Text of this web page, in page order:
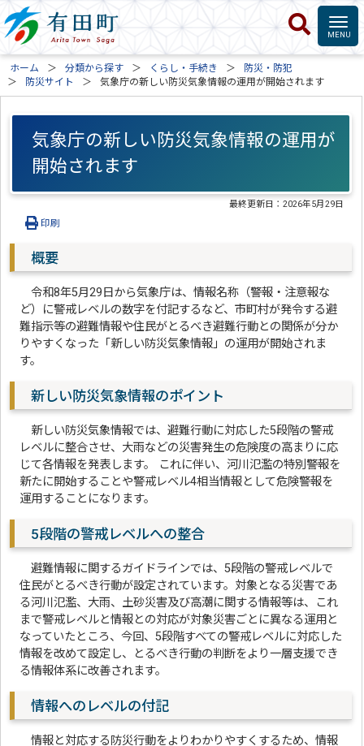
ホーム 分類から探す くらし・手続き
防災・防犯
防災サイト
気象庁の新しい防災気象情報の運用が開始されます
気象庁の新しい防災気象情報の運用が
開始されます
最終更新日：2026年5月29日
印刷
概要
令和8年5月29日から気象庁は、情報名称（警報・注意報な
ど）に警戒レベルの数字を付記するなど、市町村が発令する避
難指示等の避難情報や住民がとるべき避難行動との関係が分か
りやすくなった「新しい防災気象情報」の運用が開始されま
す。
新しい防災気象情報のポイント
新しい防災気象情報では、避難行動に対応した5段階の警戒
レベルに整合させ、大雨などの災害発生の危険度の高まりに応
じて各情報を発表します。 これに伴い、河川氾濫の特別警報を
新たに開始することや警戒レベル4相当情報として危険警報を
運用することになります。
5段階の警戒レベルへの整合
避難情報に関するガイドラインでは、5段階の警戒レベルで
住民がとるべき行動が設定されています。対象となる災害であ
る河川氾濫、大雨、土砂災害及び高潮に関する情報等は、これ
まで警戒レベルと情報との対応が対象災害ごとに異なる運用と
なっていたところ、今回、5段階すべての警戒レベルに対応した
情報を改めて設定し、とるべき行動の判断をより一層支援でき
る情報体系に改善されます。
情報へのレベルの付記
情報と対応する防災行動をよりわかりやすくするため、情報